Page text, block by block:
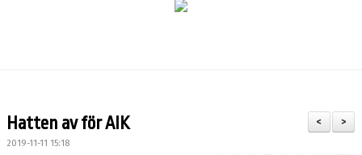
SPONSRING
>
<
Hatten av för AIK
2019-11-11 15:18